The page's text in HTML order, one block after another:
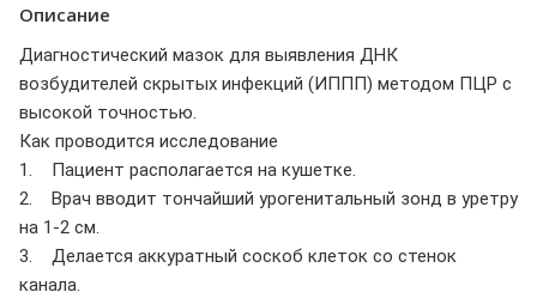
Описание
Диагностический мазок для выявления ДНК
возбудителей скрытых инфекций (ИППП) методом ПЦР с
высокой точностью.
Как проводится исследование
1. Пациент располагается на кушетке.
2. Врач вводит тончайший урогенитальный зонд в уретру
на 1-2 см.
3. Делается аккуратный соскоб клеток со стенок
канала.